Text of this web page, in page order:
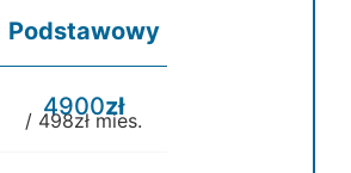
Podstawowy
4900zł
/ 498zł mies.